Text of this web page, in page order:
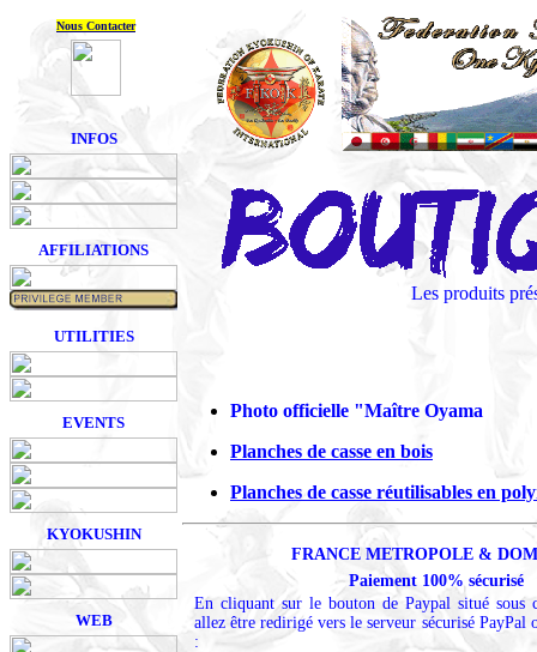
Nous Contacter
INFOS
AFFILIATIONS
UTILITIES
EVENTS
KYOKUSHIN
WEB
Les produits
Photo officielle "Maître Oyama
Planches de casse en bois
Planches de casse réutilisables en
FRANCE METROPOLE &
Paiement 100% sécurisé
En cliquant sur le bouton de Paypal situé sous
allez être redirigé vers le serveur sécurisé PayPal
: